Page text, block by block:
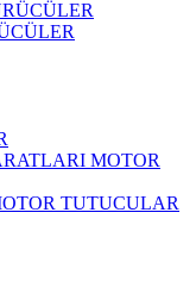
MOTOR
TUTUCULAR